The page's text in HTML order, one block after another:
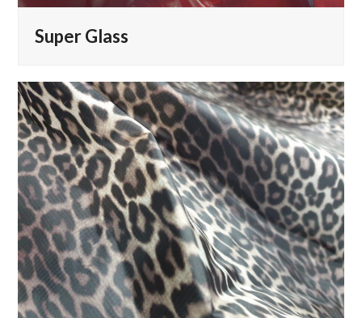
Super Glass